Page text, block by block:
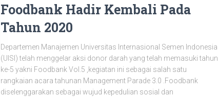
Foodbank Hadir Kembali Pada
Tahun 2020
Departemen Manajemen Universitas Internasional Semen Indonesia
(UISI) telah menggelar aksi donor darah yang telah memasuki tahun
ke-5 yakni Foodbank Vol.5 ,kegiatan ini sebagai salah satu
rangkaian acara tahunan Management Parade 3.0 .Foodbank
diselenggarakan sebagai wujud kepedulian sosial dan